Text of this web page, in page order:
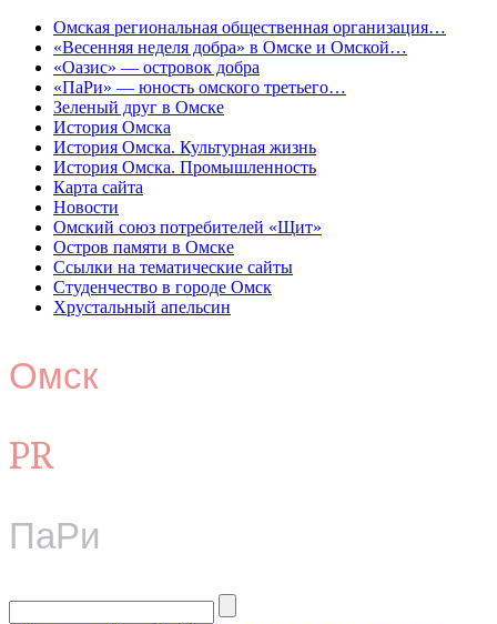
Омская региональная общественная организация…
«Весенняя неделя добра» в Омске и Омской…
«Оазис» — островок добра
«ПаРи» — юность омского третьего…
Зеленый друг в Омске
История Омска
История Омска. Культурная жизнь
История Омска. Промышленность
Карта сайта
Новости
Омский союз потребителей «Щит»
Остров памяти в Омске
Ссылки на тематические сайты
Студенчество в городе Омск
Хрустальный апельсин
Омск
PR
ПаРи